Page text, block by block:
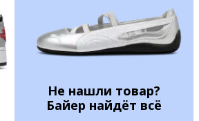
Не нашли товар?
Байер найдёт всё